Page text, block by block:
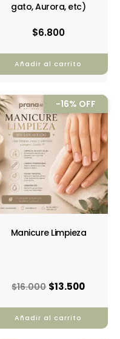
gato, Aurora, etc)
$6.800
Añadir al carrito
-16% OFF
Manicure Limpieza
$16.000
precio
original
era:
$16.000.
$13.500
El
precio
actual
es:
Añadir al carrito